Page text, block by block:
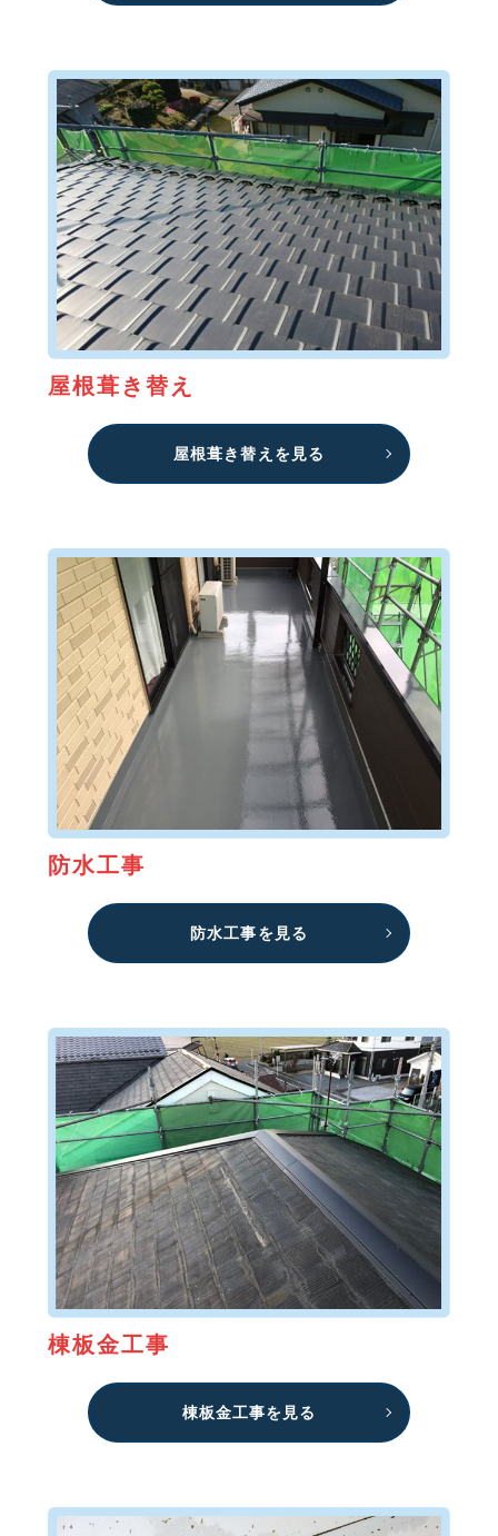
屋根葺き替え
屋根葺き替えを見る
防水工事
防水工事を見る
棟板金工事
棟板金工事を見る